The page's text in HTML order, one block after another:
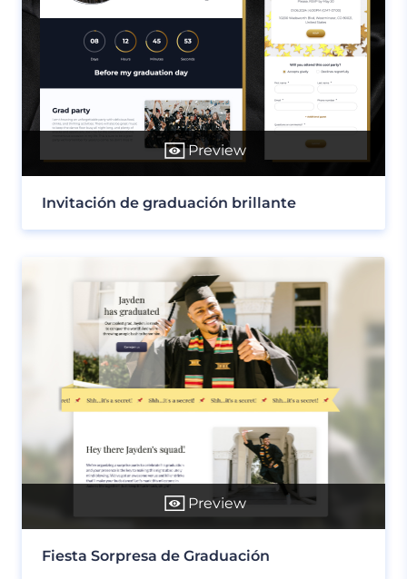
Preview
Invitación de graduación brillante
Preview
Fiesta Sorpresa de Graduación